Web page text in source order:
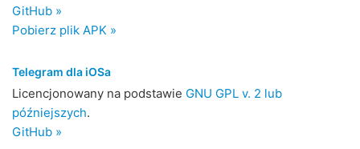
GitHub »
Pobierz plik APK »
Telegram dla iOSa
Licencjonowany na podstawie GNU GPL v. 2 lub
późniejszych.
GitHub »